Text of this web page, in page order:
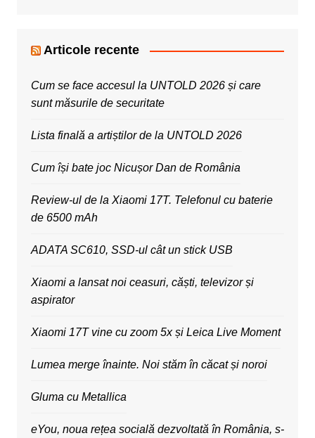
Articole recente
Cum se face accesul la UNTOLD 2026 și care
sunt măsurile de securitate
Lista finală a artiștilor de la UNTOLD 2026
Cum își bate joc Nicușor Dan de România
Review-ul de la Xiaomi 17T. Telefonul cu baterie
de 6500 mAh
ADATA SC610, SSD-ul cât un stick USB
Xiaomi a lansat noi ceasuri, căști, televizor și
aspirator
Xiaomi 17T vine cu zoom 5x și Leica Live Moment
Lumea merge înainte. Noi stăm în căcat și noroi
Gluma cu Metallica
eYou, noua rețea socială dezvoltată în România, s-